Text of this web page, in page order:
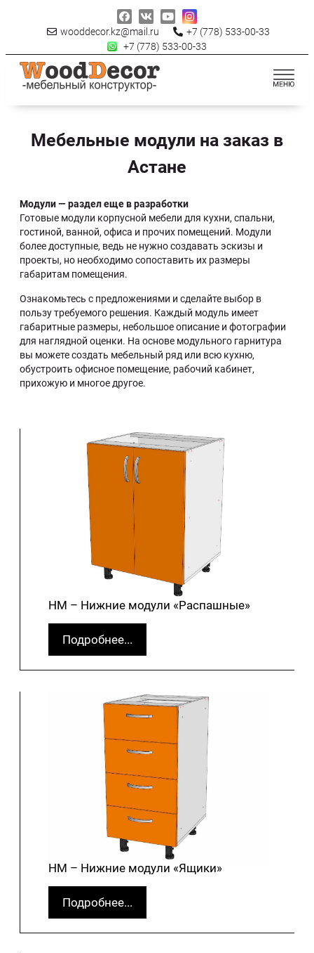
wooddecor.kz@mail.ru
+7 (778) 533-00-33
+7 (778) 533-00-33
Мебельные модули на заказ в
Астане
Модули — раздел еще в разработки
Готовые модули корпусной мебели для кухни, спальни,
гостиной, ванной, офиса и прочих помещений. Модули
более доступные, ведь не нужно создавать эскизы и
проекты, но необходимо сопоставить их размеры
габаритам помещения.
Ознакомьтесь с предложениями и сделайте выбор в
пользу требуемого решения. Каждый модуль имеет
габаритные размеры, небольшое описание и фотографии
для наглядной оценки. На основе модульного гарнитура
вы можете создать мебельный ряд или всю кухню,
обустроить офисное помещение, рабочий кабинет,
прихожую и многое другое.
НМ – Нижние модули «Распашные»
Подробнее...
НМ – Нижние модули «Ящики»
Подробнее...